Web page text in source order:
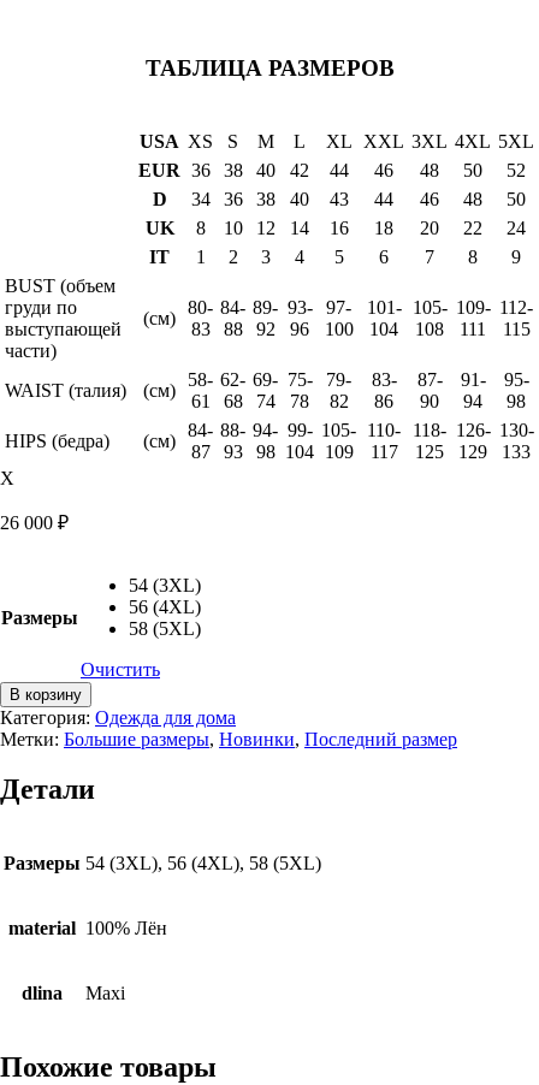
ТАБЛИЦА РАЗМЕРОВ
USA XS S M L XL XXL 3XL 4XL 5XL
EUR 36 38 40 42 44 46 48 50
52
D
34 36 38 40 43 44 46 48
50
UK
8 10 12 14 16 18 20 22
24
IT
1 2 3 4 5 6 7 8
9
BUST (объем
груди по
выступающей
части)
(см)
80-
83
84-
88
89-
92
93-
96
97-
100
101-
104
105-
108
109-
111
112-
115
WAIST (талия) (см)
58-
61
62-
68
69-
74
75-
78
79-
82
83-
86
87-
90
91-
94
95-
98
HIPS (бедра)
(см)
84-
87
88-
93
94-
98
99-
104
105-
109
110-
117
118-
125
126-
129
130-
133
X
26 000 ₽
Размеры
54 (3XL)
56 (4XL)
58 (5XL)
Очистить
Количество
товара
Комплект
Dream,
большие
В корзину
Категория: Одежда для дома
Метки: Большие размеры, Новинки, Последний размер
Детали
Размеры 54 (3XL), 56 (4XL), 58 (5XL)
material 100% Лён
dlina Maxi
Похожие товары